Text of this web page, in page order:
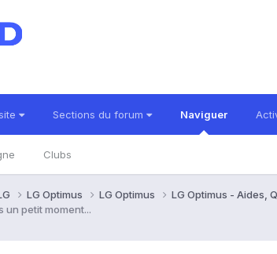
Sections du forum Naviguer
Clubs
LG Optimus LG Optimus
LG Optimus - Aides,
un petit moment...